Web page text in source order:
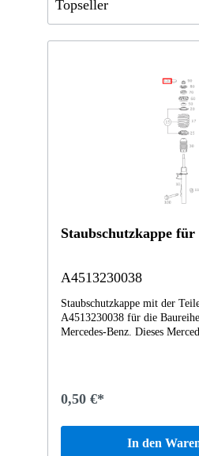
Staubschutzkappe für
A4513230038
Staubschutzkappe mit der
A4513230038 für die
Mercedes-Benz. Dieses Mercedes-Benz Originalteil
die Teilenummer A4478201400.
anderem verbaut in folgenden
fortwo coupé mhd 52 kW Vertrauen Sie auf
0,50 €*
In den